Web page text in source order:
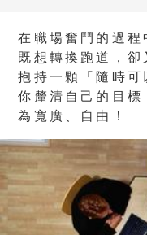
在職場奮鬥的過程
既想轉換跑道，卻
抱持一顆「隨時可
你釐清自己的目標
為寬廣、自由！